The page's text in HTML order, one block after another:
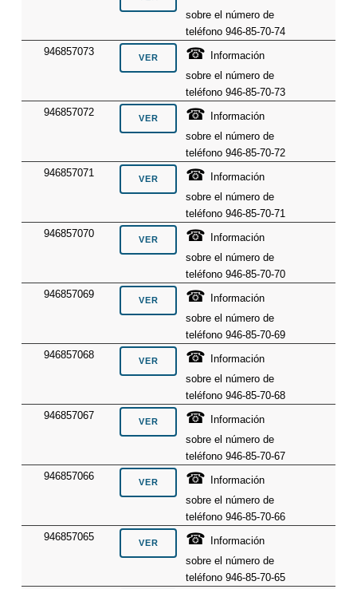
sobre el número de
teléfono 946-85-70-74
946857073
☎ Información
sobre el número de
teléfono 946-85-70-73
946857072
☎ Información
sobre el número de
teléfono 946-85-70-72
946857071
☎ Información
sobre el número de
teléfono 946-85-70-71
946857070
☎ Información
sobre el número de
teléfono 946-85-70-70
946857069
☎ Información
sobre el número de
teléfono 946-85-70-69
946857068
☎ Información
sobre el número de
teléfono 946-85-70-68
946857067
☎ Información
sobre el número de
teléfono 946-85-70-67
946857066
☎ Información
sobre el número de
teléfono 946-85-70-66
946857065
☎ Información
sobre el número de
teléfono 946-85-70-65